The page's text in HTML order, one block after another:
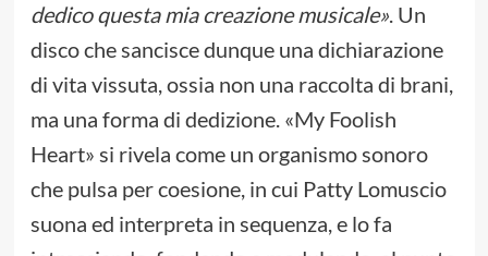
dedico questa mia creazione musicale». Un
disco che sancisce dunque una dichiarazione
di vita vissuta, ossia non una raccolta di brani,
ma una forma di dedizione. «My Foolish
Heart» si rivela come un organismo sonoro
che pulsa per coesione, in cui Patty Lomuscio
suona ed interpreta in sequenza, e lo fa